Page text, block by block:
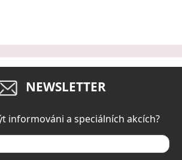
NEWSLETTER
informováni a speciálních akcích?